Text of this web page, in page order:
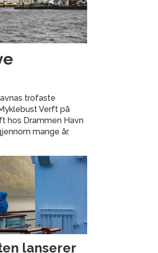
trofaste
Verft på
hos Drammen Havn
mange år.
lanserer